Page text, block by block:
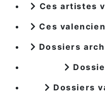
Ces artistes
Ces
Dossiers
Dossiers